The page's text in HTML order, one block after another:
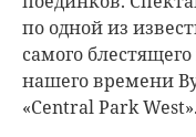
по одной из
самого
нашего времени
«Central Park West».